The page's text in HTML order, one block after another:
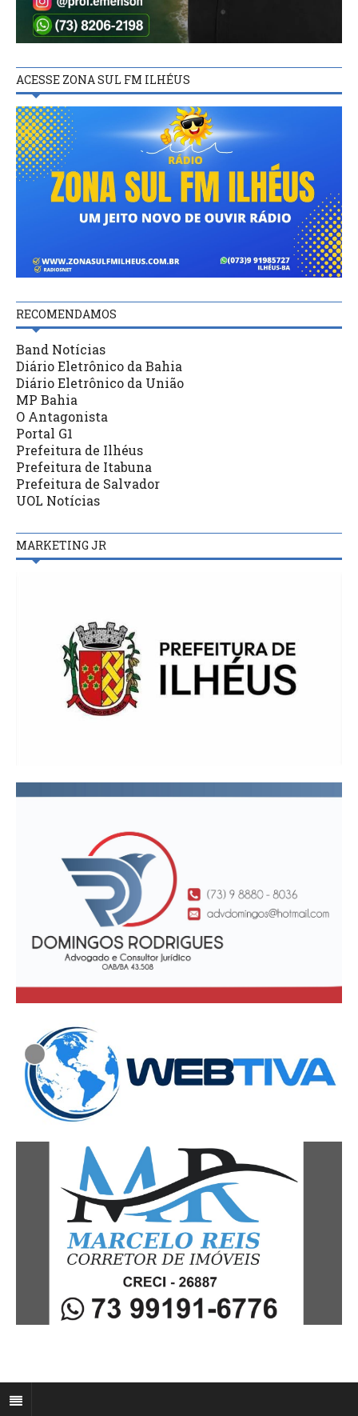
ACESSE ZONA SUL FM ILHÉUS
RECOMENDAMOS
Band Notícias
Diário Eletrônico da Bahia
Diário Eletrônico da União
MP Bahia
O Antagonista
Portal G1
Prefeitura de Ilhéus
Prefeitura de Itabuna
Prefeitura de Salvador
UOL Notícias
MARKETING JR